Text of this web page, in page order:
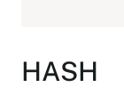
HASH